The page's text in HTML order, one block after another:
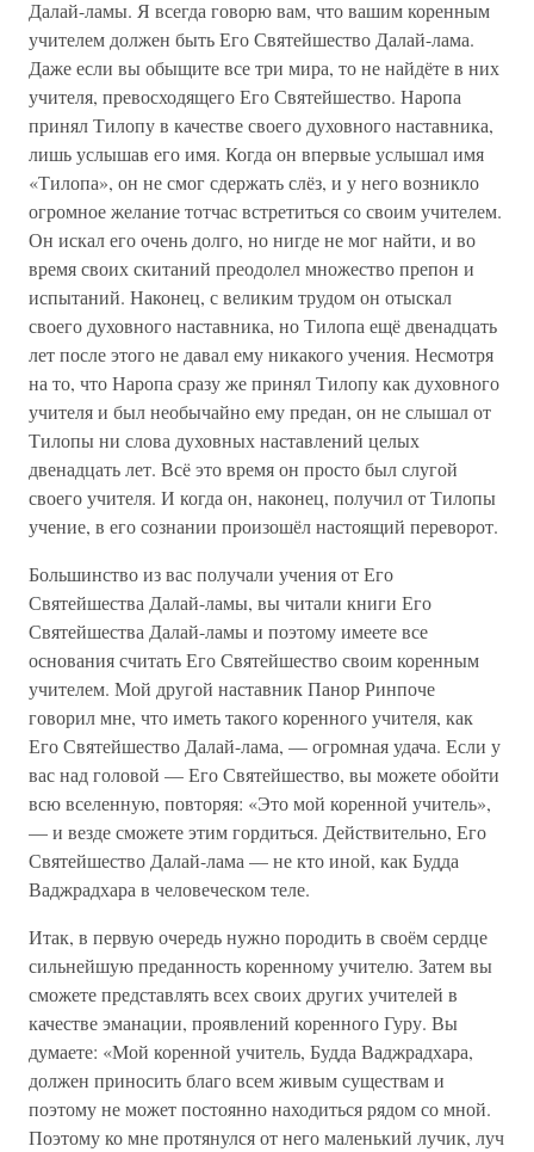
Далай-ламы. Я всегда говорю вам, что вашим коренным
учителем должен быть Его Святейшество Далай-лама.
Даже если вы обыщите все три мира, то не найдёте в них
учителя, превосходящего Его Святейшество. Наропа
принял Тилопу в качестве своего духовного наставника,
лишь услышав его имя. Когда он впервые услышал имя
«Тилопа», он не смог сдержать слёз, и у него возникло
огромное желание тотчас встретиться со своим учителем.
Он искал его очень долго, но нигде не мог найти, и во
время своих скитаний преодолел множество препон и
испытаний. Наконец, с великим трудом он отыскал
своего духовного наставника, но Тилопа ещё двенадцать
лет после этого не давал ему никакого учения. Несмотря
на то, что Наропа сразу же принял Тилопу как духовного
учителя и был необычайно ему предан, он не слышал от
Тилопы ни слова духовных наставлений целых
двенадцать лет. Всё это время он просто был слугой
своего учителя. И когда он, наконец, получил от Тилопы
учение, в его сознании произошёл настоящий переворот.
Большинство из вас получали учения от Его
Святейшества Далай-ламы, вы читали книги Его
Святейшества Далай-ламы и поэтому имеете все
основания считать Его Святейшество своим коренным
учителем. Мой другой наставник Панор Ринпоче
говорил мне, что иметь такого коренного учителя, как
Его Святейшество Далай-лама, — огромная удача. Если у
вас над головой — Его Святейшество, вы можете обойти
всю вселенную, повторяя: «Это мой коренной учитель»,
— и везде сможете этим гордиться. Действительно, Его
Святейшество Далай-лама — не кто иной, как Будда
Ваджрадхара в человеческом теле.
Итак, в первую очередь нужно породить в своём сердце
сильнейшую преданность коренному учителю. Затем вы
сможете представлять всех своих других учителей в
качестве эманации, проявлений коренного Гуру. Вы
думаете: «Мой коренной учитель, Будда Ваджрадхара,
должен приносить благо всем живым существам и
поэтому не может постоянно находиться рядом со мной.
Поэтому ко мне протянулся от него маленький лучик, луч